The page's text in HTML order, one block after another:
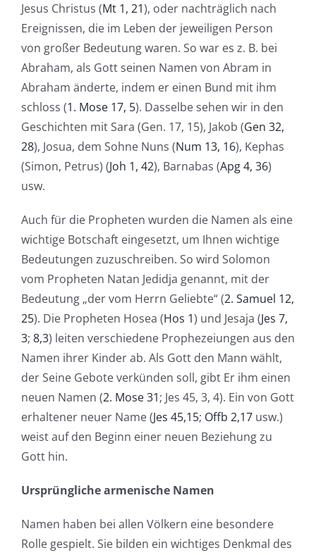
Jesus Christus (Mt 1, 21), oder nachträglich nach
Ereignissen, die im Leben der jeweiligen Person
von großer Bedeutung waren. So war es z. B. bei
Abraham, als Gott seinen Namen von Abram in
Abraham änderte, indem er einen Bund mit ihm
schloss (1. Mose 17, 5). Dasselbe sehen wir in den
Geschichten mit Sara (Gen. 17, 15), Jakob (Gen 32,
28), Josua, dem Sohne Nuns (Num 13, 16), Kephas
(Simon, Petrus) (Joh 1, 42), Barnabas (Apg 4, 36)
usw.
Auch für die Propheten wurden die Namen als eine
wichtige Botschaft eingesetzt, um Ihnen wichtige
Bedeutungen zuzuschreiben. So wird Solomon
vom Propheten Natan Jedidja genannt, mit der
Bedeutung „der vom Herrn Geliebte“ (2. Samuel 12,
25). Die Propheten Hosea (Hos 1) und Jesaja (Jes 7,
3; 8,3) leiten verschiedene Prophezeiungen aus den
Namen ihrer Kinder ab. Als Gott den Mann wählt,
der Seine Gebote verkünden soll, gibt Er ihm einen
neuen Namen (2. Mose 31; Jes 45, 3, 4). Ein von Gott
erhaltener neuer Name (Jes 45,15; Offb 2,17usw.)
weist auf den Beginn einer neuen Beziehung zu
Gott hin.
Ursprüngliche armenische Namen
Namen haben bei allen Völkern eine besondere
Rolle gespielt. Sie bilden ein wichtiges Denkmal des